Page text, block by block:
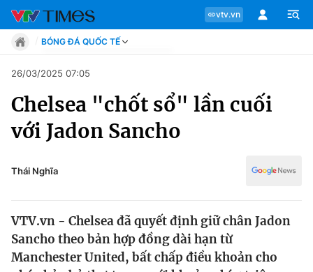
vtv.vn
Chuyên mục
Tin tức
Move
Phong cách
Chân dung
BÓNG ĐÁ QUỐC TẾ
Move
Phong cách
Sự kiện
Thể thao điện tử
Bên lề
26/03/2025 07:05
Chelsea "chốt sổ" lần cuối
với Jadon Sancho
Thái Nghĩa
VTV.vn - Chelsea đã quyết định giữ chân Jadon
Sancho theo bản hợp đồng dài hạn từ
Manchester United, bất chấp điều khoản cho